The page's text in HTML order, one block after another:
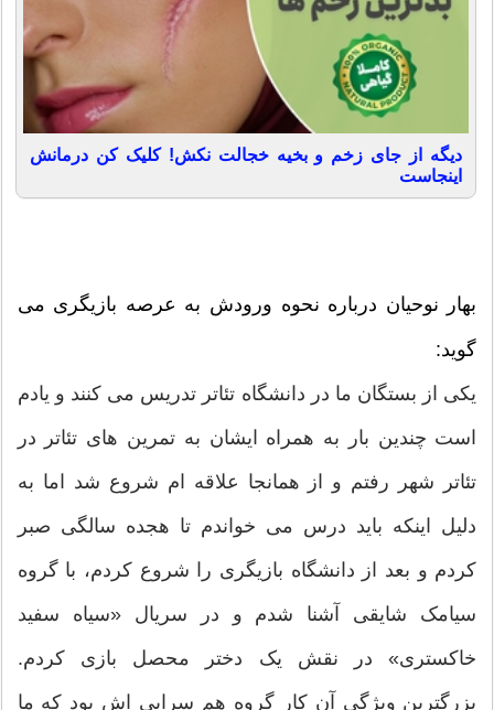
دیگه از جای زخم و بخیه خجالت نکش! کلیک کن درمانش
اینجاست
بهار نوحیان درباره نحوه ورودش به عرصه بازیگری می
گوید:
یکی از بستگان ما در دانشگاه تئاتر تدریس می کنند و یادم
است چندین بار به همراه ایشان به تمرین های تئاتر در
تئاتر شهر رفتم و از همانجا علاقه ام شروع شد اما به
دلیل اینکه باید درس می خواندم تا هجده سالگی صبر
کردم و بعد از دانشگاه بازیگری را شروع کردم، با گروه
سیامک شایقی آشنا شدم و در سریال «سیاه سفید
خاکستری» در نقش یک دختر محصل بازی کردم.
بزرگترین ویژگی آن کار گروه هم سرایی اش بود که ما